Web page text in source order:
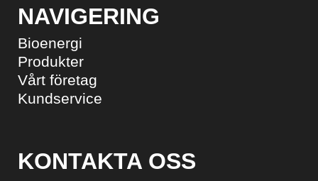
NAVIGERING
Bioenergi
Produkter
Vårt företag
Kundservice
KONTAKTA OSS